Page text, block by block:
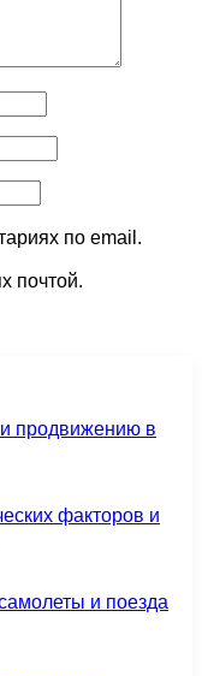
по email.
почтой.
и продвижению в
факторов и
и поезда